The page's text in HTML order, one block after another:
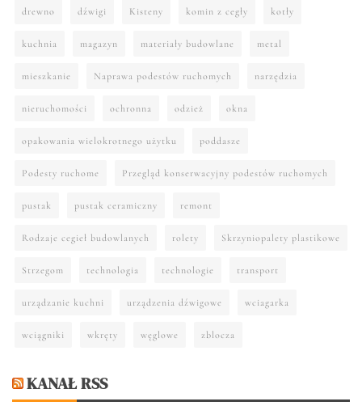
drewno dźwigi Kisteny komin z cegły kotły
kuchnia magazyn materiały budowlane metal
mieszkanie Naprawa podestów ruchomych narzędzia
nieruchomości ochronna odzież okna
opakowania wielokrotnego użytku poddasze
Podesty ruchome Przegląd konserwacyjny podestów ruchomych
pustak pustak ceramiczny remont
Rodzaje cegieł budowlanych rolety Skrzyniopalety plastikowe
Strzegom technologia technologie transport
urządzanie kuchni urządzenia dźwigowe wciagarka
wciągniki wkręty węglowe zblocza
KANAŁ RSS